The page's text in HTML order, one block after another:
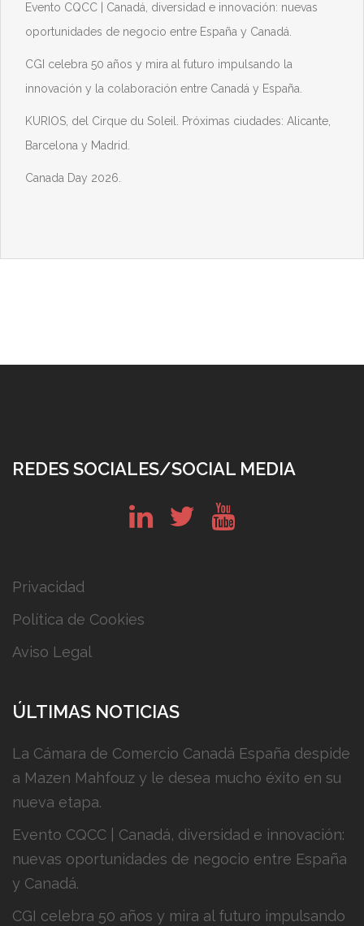
Evento CQCC | Canadá, diversidad e innovación: nuevas
oportunidades de negocio entre España y Canadá.
CGI celebra 50 años y mira al futuro impulsando la
innovación y la colaboración entre Canadá y España.
KURIOS, del Cirque du Soleil. Próximas ciudades: Alicante,
Barcelona y Madrid.
Canada Day 2026.
REDES SOCIALES/SOCIAL MEDIA
Privacidad
Política de Cookies
Aviso Legal
ÚLTIMAS NOTICIAS
La Cámara de Comercio Canadá España despide
a Mazen Mahfouz y le desea mucho éxito en su
nueva etapa.
Evento CQCC | Canadá, diversidad e innovación:
nuevas oportunidades de negocio entre España
y Canadá.
CGI celebra 50 años y mira al futuro impulsando